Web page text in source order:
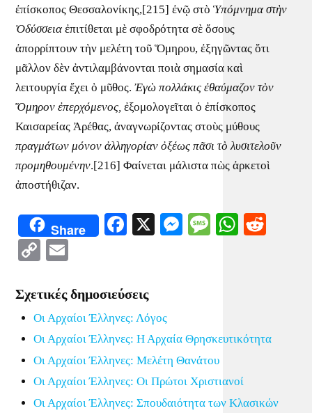
ἐπίσκοπος Θεσσαλονίκης,[215] ἐνῷ στὸὙπόμνημα στὴν
Ὀδύσσειαἐπιτίθεται μὲ σφοδρότητα σὲ ὅσους
ἀπορρίπτουν τὴν μελέτη τοῦ Ὅμηρου, ἐξηγῶντας ὅτι
μᾶλλον δὲν ἀντιλαμβάνονται ποιὰ σημασία καὶ
λειτουργία ἔχει ὁ μῦθος.Ἐγὼ πολλάκις ἐθαύμαζον τὸν
Ὅμηρον ἐπερχόμενος, ἐξομολογεῖται ὁ ἐπίσκοπος
Καισαρείας Ἀρέθας, ἀναγνωρίζοντας στοὺς μύθους
πραγμάτων μόνον ἀλληγορίαν ὀξέως πᾶσι τὸ λυσιτελοῦν
προμηθουμένην.[216] Φαίνεται μάλιστα πὼς ἀρκετοὶ
ἀποστήθιζαν.
Share Facebook
X Messenger
Message
Copy
Σχετικές δημοσιεύσεις
Οι Αρχαίοι Έλληνες: Λόγος
Οι Αρχαίοι Έλληνες: Η Αρχαία Θρησκευτικότητα
Οι Αρχαίοι Έλληνες: Μελέτη Θανάτου
Οι Αρχαίοι Έλληνες: Οι Πρώτοι Χριστιανοί
Οι Αρχαίοι Έλληνες: Σπουδαιότητα των Κλασικών